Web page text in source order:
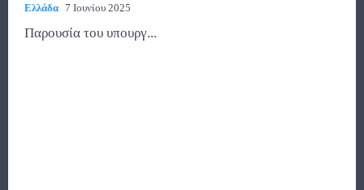
Ελλάδα 7 Ιουνίου 2025
Παρουσία του υπουργ...